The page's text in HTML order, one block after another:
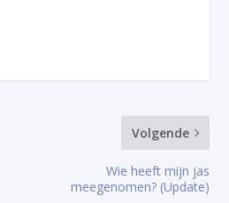
Volgende
Wie heeft mijn jas
meegenomen? (Update)